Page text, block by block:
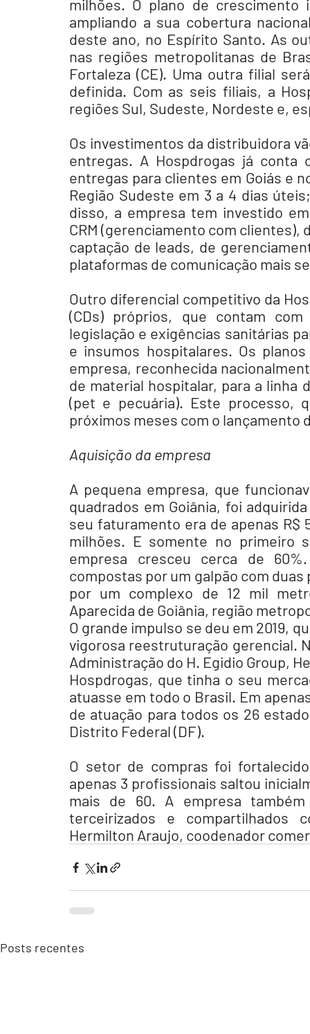
milhões. O plano de
ampliando a sua cobertura
deste ano, no Espírito Santo. As
nas regiões metropolitanas de
Fortaleza (CE). Uma outra filial
definida. Com as seis filiais, a
regiões Sul, Sudeste, Nordeste e,
Os investimentos da distribuidora
entregas. A Hospdrogas já conta
entregas para clientes em Goiás e
Região Sudeste em 3 a 4 dias
disso, a empresa tem investido
CRM (gerenciamento com clientes),
captação de leads, de
plataformas de comunicação mais
Outro diferencial competitivo da
(CDs) próprios, que contam
legislação e exigências sanitárias
e insumos hospitalares. Os
empresa, reconhecida
de material hospitalar, para a linha
(pet e pecuária). Este processo,
próximos meses com o lançamento
Aquisição da empresa
A pequena empresa, que
quadrados em Goiânia, foi
seu faturamento era de apenas R$
milhões. E somente no primeiro
empresa cresceu cerca de
compostas por um galpão com
por um complexo de 12 mil
Aparecida de Goiânia, região
O grande impulso se deu em 2019,
vigorosa reestruturação gerencial.
Administração do H. Egidio Group,
Hospdrogas, que tinha o seu
atuasse em todo o Brasil. Em
de atuação para todos os 26
Distrito Federal (DF).
O setor de compras foi
apenas 3 profissionais saltou
mais de 60. A empresa
terceirizados e compartilhados
Hermilton Araujo, coodenador
Posts recentes